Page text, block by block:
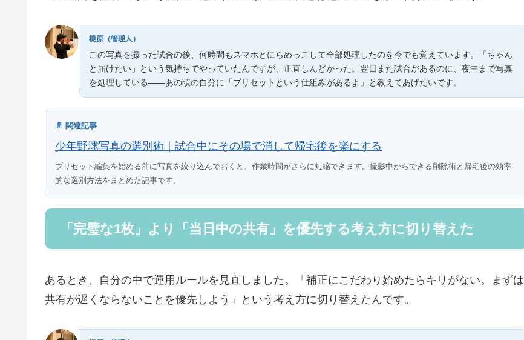
梶原（管理人）
この写真を撮った試合の後、何時間もスマホとにらめっこして全部処理したのを今でも覚えています。「ちゃん
と届けたい」という気持ちでやっていたんですが、正直しんどかった。翌日また試合があるのに、夜中まで写真
を処理している——あの頃の自分に「プリセットという仕組みがあるよ」と教えてあげたいです。
📄 関連記事
少年野球写真の選別術｜試合中にその場で消して帰宅後を楽にする
プリセット編集を始める前に写真を絞り込んでおくと、作業時間がさらに短縮できます。撮影中からできる削除術と帰宅後の効率
的な選別方法をまとめた記事です。
「完璧な1枚」より「当日中の共有」を優先する考え方に切り替えた
あるとき、自分の中で運用ルールを見直しました。「補正にこだわり始めたらキリがない。まずは
共有が遅くならないことを優先しよう」という考え方に切り替えたんです。